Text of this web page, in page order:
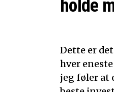
holde
Dette er
hver
jeg føler at